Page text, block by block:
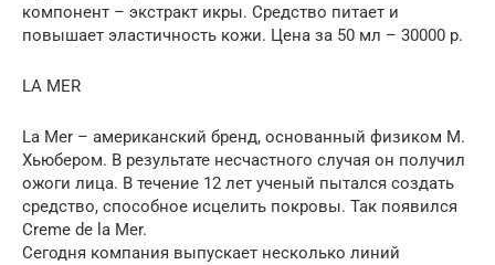
компонент – экстракт икры. Средство питает и
повышает эластичность кожи. Цена за 50 мл – 30000 р.
LA MER
La Mer – американский бренд, основанный физиком М.
Хьюбером. В результате несчастного случая он получил
ожоги лица. В течение 12 лет ученый пытался создать
средство, способное исцелить покровы. Так появился
Creme de la Mer.
Сегодня компания выпускает несколько линий